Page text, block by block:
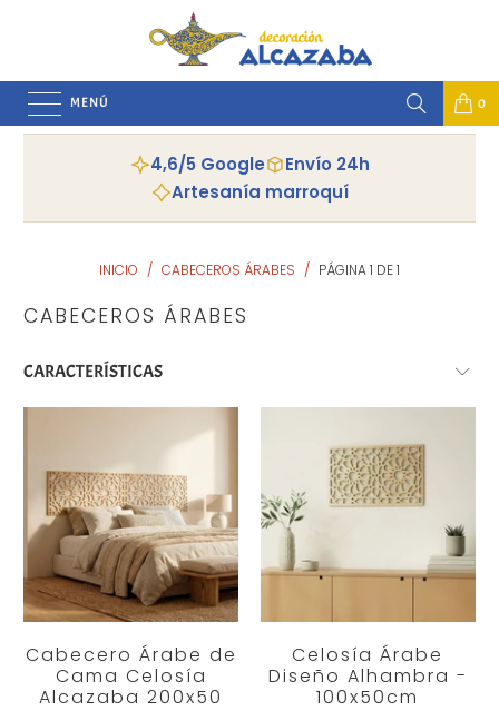
MENÚ 0
4,6/5 Google
Envío 24h
Artesanía marroquí
INICIO / CABECEROS ÁRABES / PÁGINA 1 DE 1
CABECEROS ÁRABES
Cabecero Árabe de
Cama Celosía
Alcazaba 200x50
Celosía Árabe
Diseño Alhambra -
100x50cm